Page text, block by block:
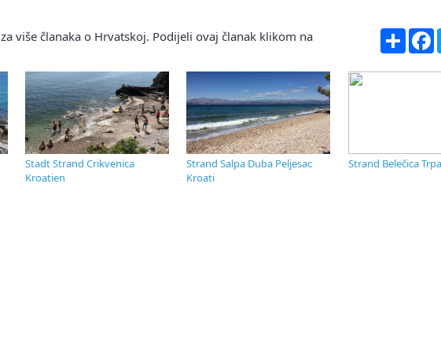
za više članaka o Hrvatskoj. Podijeli ovaj članak klikom na
Share
Stadt Strand Crikvenica
Kroatien
Strand Salpa Duba Peljesac
Kroati
Strand Belečica